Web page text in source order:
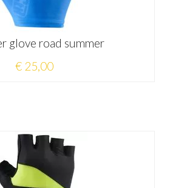
glove road summer
€ 25,00